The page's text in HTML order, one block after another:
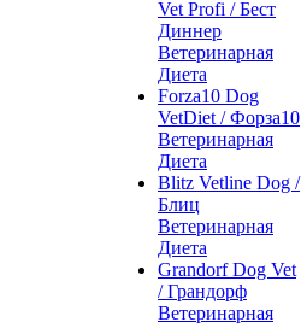
Vet Profi / Бест
Диннер
Ветеринарная
Диета
Forza10 Dog
VetDiet / Форза10
Ветеринарная
Диета
Blitz Vetline Dog /
Блиц
Ветеринарная
Диета
Grandorf Dog Vet
/ Грандорф
Ветеринарная